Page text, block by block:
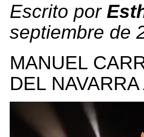
Escrito por
septiembre de
MANUEL
DEL